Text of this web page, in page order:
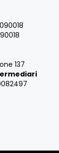
137